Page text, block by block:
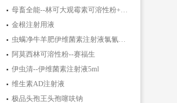
母畜全能--林可大观霉素可溶性粉+双丁注射液
金根注射用液
虫螨净牛羊肥伊维菌素注射液氯氰碘柳胺钠注射液
阿莫西林可溶性粉--赛福生
伊虫清--伊维菌素注射液5ml
维生素AD注射液
极品头孢王头孢噻呋钠